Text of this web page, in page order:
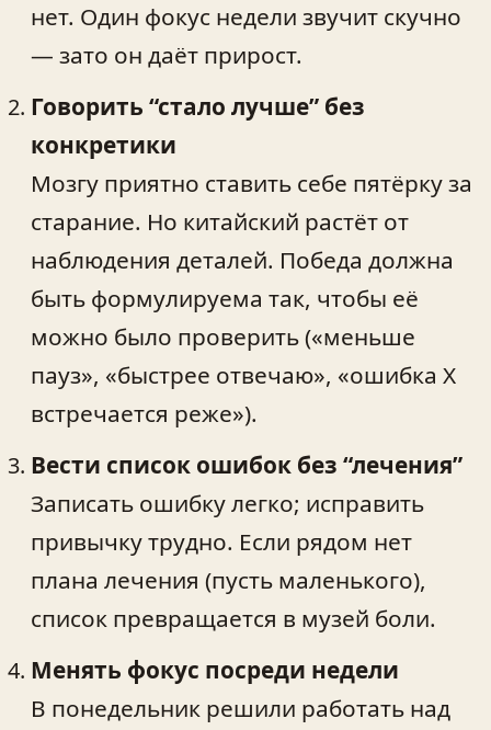
нет. Один фокус недели звучит скучно
— зато он даёт прирост.
Говорить “стало лучше” без
конкретики
Мозгу приятно ставить себе пятёрку за
старание. Но китайский растёт от
наблюдения деталей. Победа должна
быть формулируема так, чтобы её
можно было проверить («меньше
пауз», «быстрее отвечаю», «ошибка X
встречается реже»).
Вести список ошибок без “лечения”
Записать ошибку легко; исправить
привычку трудно. Если рядом нет
плана лечения (пусть маленького),
список превращается в музей боли.
Менять фокус посреди недели
В понедельник решили работать над